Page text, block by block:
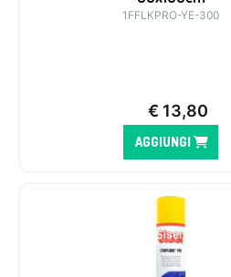
1FFLKPRO-YE-300
€ 13,80
AGGIUNGI